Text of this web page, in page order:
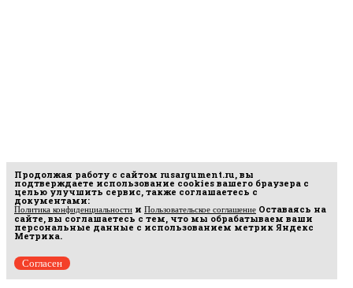
Продолжая работу с сайтом rusargument.ru, вы
подтверждаете использование cookies вашего браузера с
целью улучшить сервис, также соглашаетесь с
документами:
Политика конфиденциальности и Пользовательское соглашение Оставаясь на
сайте, вы соглашаетесь с тем, что мы обрабатываем ваши
персональные данные с использованием метрик Яндекс
Метрика.
Согласен